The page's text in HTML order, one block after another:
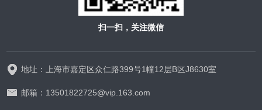
扫一扫，关注微信
地址：上海市嘉定区众仁路399号1幢12层B区J8630室
邮箱：13501822725@vip.163.com